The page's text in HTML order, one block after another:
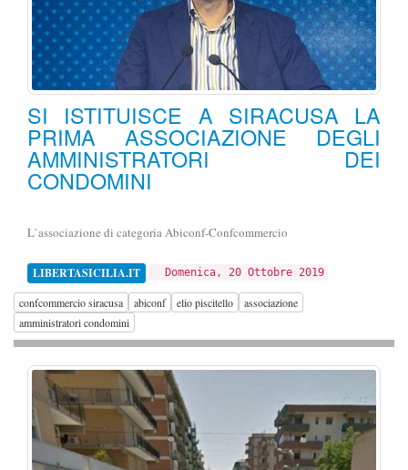
SI ISTITUISCE A SIRACUSA LA
PRIMA ASSOCIAZIONE DEGLI
AMMINISTRATORI DEI
CONDOMINI
L`associazione di categoria Abiconf-Confcommercio
LIBERTASICILIA.IT Domenica, 20 Ottobre 2019
confcommercio siracusa abiconf elio piscitello
associazione
amministratori condomini